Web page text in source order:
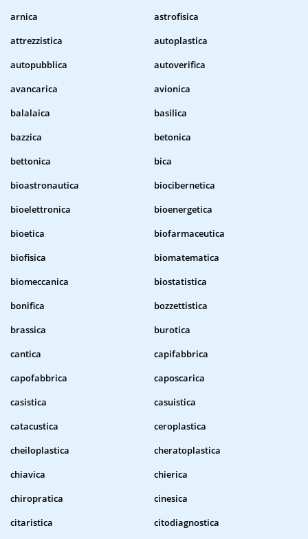
arnica
astrofisica
attrezzistica
autoplastica
autopubblica
autoverifica
avancarica
avionica
balalaica
basilica
bazzica
betonica
bettonica
bica
bioastronautica
biocibernetica
bioelettronica
bioenergetica
bioetica
biofarmaceutica
biofisica
biomatematica
biomeccanica
biostatistica
bonifica
bozzettistica
brassica
burotica
cantica
capifabbrica
capofabbrica
caposcarica
casistica
casuistica
catacustica
ceroplastica
cheiloplastica
cheratoplastica
chiavica
chierica
chiropratica
cinesica
citaristica
citodiagnostica